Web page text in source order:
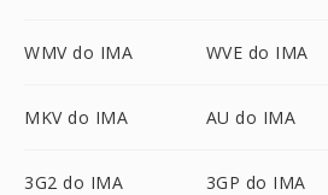
WMV do IMA WVE do IMA
MKV do IMA AU do IMA
3G2 do IMA 3GP do IMA